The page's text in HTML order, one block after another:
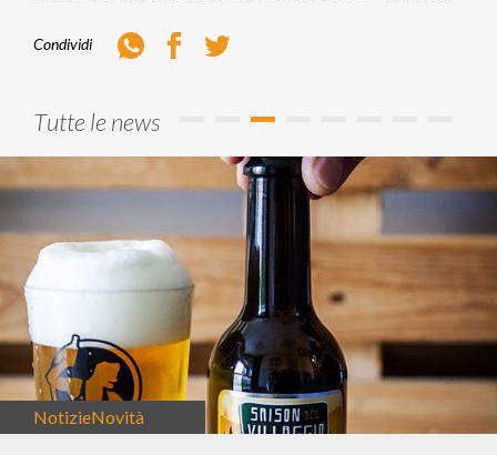
Condividi WhatsappFacebook
Tutte le news
NotizieNovità